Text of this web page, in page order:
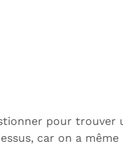
pour trouver
car on a même